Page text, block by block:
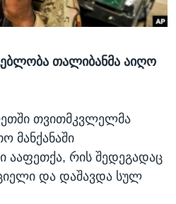
თალიბანმა აიღო
თვითმკვლელმა
მანქანაში
ააფეთქა, რის შედეგადაც
და დაშავდა სულ